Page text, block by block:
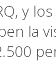
y
la